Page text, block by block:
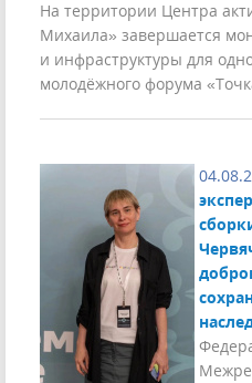
На территории Центра
Михаила» завершается
и инфраструктуры для
молодёжного форума